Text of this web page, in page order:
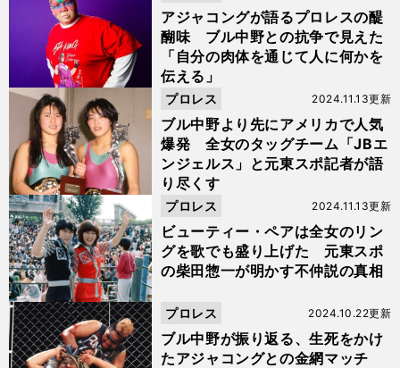
アジャコングが語るプロレスの醍
醐味 ブル中野との抗争で見えた
「自分の肉体を通じて人に何かを
伝える」
ブル中野より先にアメリカで人気
爆発 全女のタッグチーム「JBエ
ンジェルス」と元東スポ記者が語
り尽くす
2024.11.13更新
プロレス
ビューティー・ペアは全女のリン
グを歌でも盛り上げた 元東スポ
の柴田惣一が明かす不仲説の真相
2024.11.13更新
プロレス
ブル中野が振り返る、生死をかけ
たアジャコングとの金網マッチ
2024.10.22更新
プロレス